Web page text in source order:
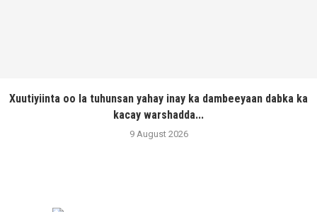
Xuutiyiinta oo la tuhunsan yahay inay ka dambeeyaan dabka ka
kacay warshadda...
9 August 2026